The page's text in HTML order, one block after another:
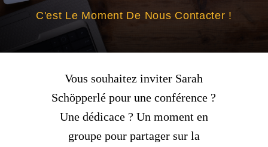
C'est Le Moment De Nous Contacter !
Vous souhaitez inviter Sarah
Schöpperlé pour une conférence ?
Une dédicace ? Un moment en
groupe pour partager sur la